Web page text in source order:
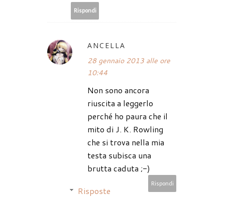
Rispondi
ANCELLA
28 gennaio 2013 alle ore
10:44
Non sono ancora
riuscita a leggerlo
perché ho paura che il
mito di J. K. Rowling
che si trova nella mia
testa subisca una
brutta caduta ;-)
Rispondi
Risposte